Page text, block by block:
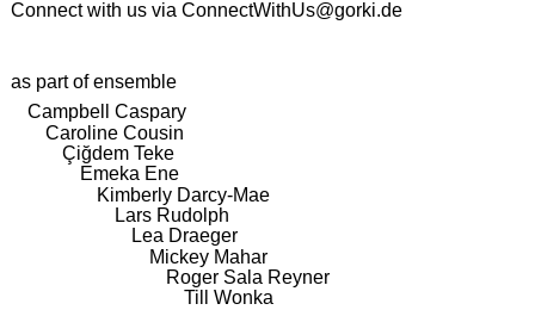
Connect with us via ConnectWithUs@gorki.de
as part of ensemble
Campbell Caspary
Caroline Cousin
Çiğdem Teke
Emeka Ene
Kimberly Darcy-Mae
Lars Rudolph
Lea Draeger
Mickey Mahar
Roger Sala Reyner
Till Wonka